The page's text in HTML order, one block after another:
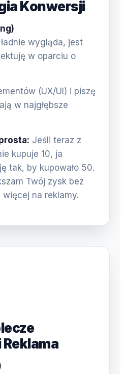
Konwersji
wygląda, jest
w oparciu o
(UX/UI) i piszę
w najgłębsze
Jeśli teraz z
kupuje 10, ja
tak, by kupowało 50.
Twój zysk bez
na reklamy.